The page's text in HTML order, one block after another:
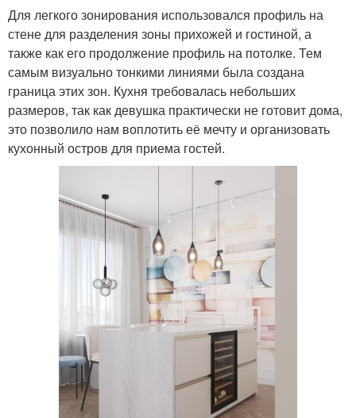
Для легкого зонирования использовался профиль на
стене для разделения зоны прихожей и гостиной, а
также как его продолжение профиль на потолке. Тем
самым визуально тонкими линиями была создана
граница этих зон. Кухня требовалась небольших
размеров, так как девушка практически не готовит дома,
это позволило нам воплотить её мечту и организовать
кухонный остров для приема гостей.